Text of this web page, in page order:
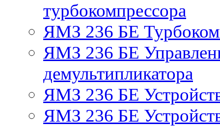
турбокомпрессора
ЯМЗ 236 БЕ
ЯМЗ 236 БЕ
демультипликатора
ЯМЗ 236 БЕ
ЯМЗ 236 БЕ